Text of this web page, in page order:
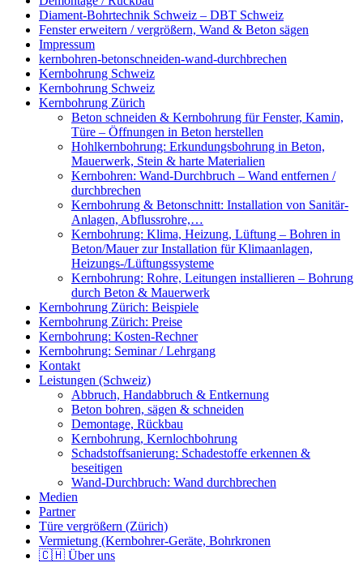
Diament-Bohrtechnik Schweiz – DBT Schweiz
Fenster erweitern / vergrößern, Wand & Beton sägen
Impressum
kernbohren-betonschneiden-wand-durchbrechen
Kernbohrung Schweiz
Kernbohrung Schweiz
Kernbohrung Zürich
Beton schneiden & Kernbohrung für Fenster, Kamin,
Türe – Öffnungen in Beton herstellen
Hohlkernbohrung: Erkundungsbohrung in Beton,
Mauerwerk, Stein & harte Materialien
Kernbohren: Wand-Durchbruch – Wand entfernen /
durchbrechen
Kernbohrung & Betonschnitt: Installation von Sanitär-
Anlagen, Abflussrohre,…
Kernbohrung: Klima, Heizung, Lüftung – Bohren in
Beton/Mauer zur Installation für Klimaanlagen,
Heizungs-/Lüftungssysteme
Kernbohrung: Rohre, Leitungen installieren – Bohrung
durch Beton & Mauerwerk
Kernbohrung Zürich: Beispiele
Kernbohrung Zürich: Preise
Kernbohrung: Kosten-Rechner
Kernbohrung: Seminar / Lehrgang
Kontakt
Leistungen (Schweiz)
Abbruch, Handabbruch & Entkernung
Beton bohren, sägen & schneiden
Demontage, Rückbau
Kernbohrung, Kernlochbohrung
Schadstoffsanierung: Schadestoffe erkennen &
beseitigen
Wand-Durchbruch: Wand durchbrechen
Medien
Partner
Türe vergrößern (Zürich)
Vermietung (Kernbohrer-Geräte, Bohrkronen
🇨🇭 Über uns